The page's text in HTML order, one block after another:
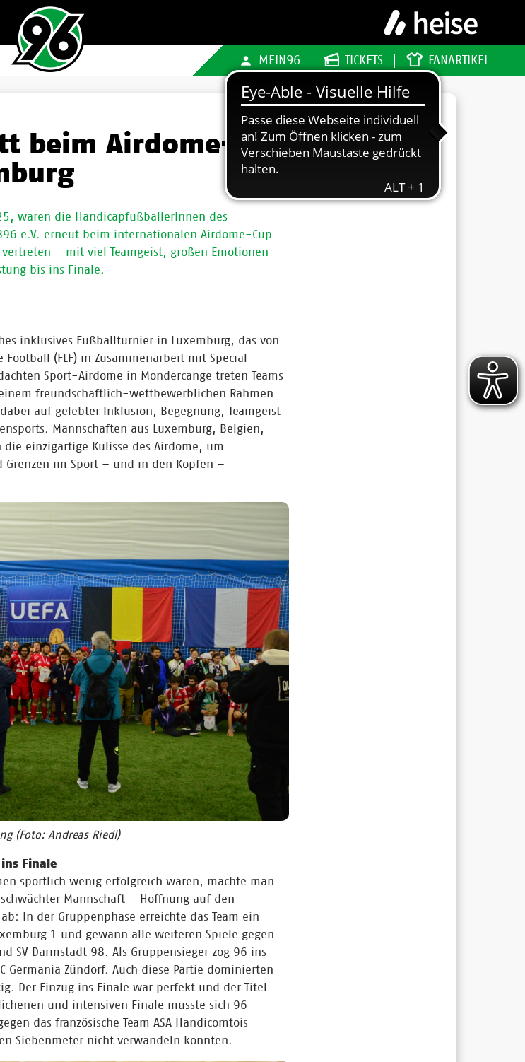
MEIN96 TICKETS FANARTIKEL
beim Airdome-Cup
waren die HandicapfußballerInnen des
e.V. erneut beim internationalen Airdome-Cup
– mit viel Teamgeist, großen Emotionen
bis ins Finale.
inklusives Fußballturnier in Luxemburg, das von
(FLF) in Zusammenarbeit mit Special
Sport-Airdome in Mondercange treten Teams
freundschaftlich-wettbewerblichen Rahmen
auf gelebter Inklusion, Begegnung, Teamgeist
Mannschaften aus Luxemburg, Belgien,
einzigartige Kulisse des Airdome, um
im Sport – und in den Köpfen –
(Foto: Andreas Riedl)
Finale
sportlich wenig erfolgreich waren, machte man
Mannschaft – Hoffnung auf den
In der Gruppenphase erreichte das Team ein
1 und gewann alle weiteren Spiele gegen
SV Darmstadt 98. Als Gruppensieger zog 96 ins
Germania Zündorf. Auch diese Partie dominierten
Der Einzug ins Finale war perfekt und der Titel
und intensiven Finale musste sich 96
das französische Team ASA Handicomtois
Siebenmeter nicht verwandeln konnten.